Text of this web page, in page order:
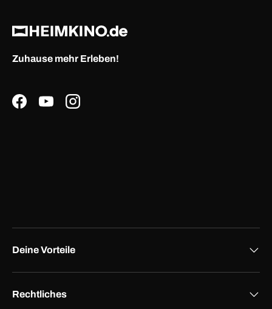
Zuhause mehr Erleben!
FacebookYouTubeInstagram
Deine Vorteile
Rechtliches